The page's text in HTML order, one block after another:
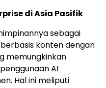
di Asia Pasifik
sebagai
konten dengan
memungkinkan
AI
Hal ini meliputi